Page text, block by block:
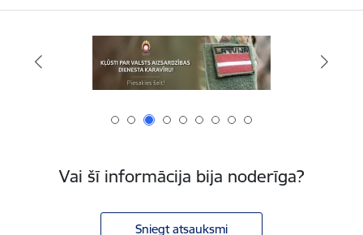
Vai šī informācija bija noderīga?
Sniegt atsauksmi